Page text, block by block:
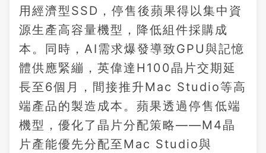
用經濟型SSD，停售後蘋果得以集中資
源生產高容量機型，降低組件採購成
本。同時，AI需求爆發導致GPU與記憶
體供應緊繃，英偉達H100晶片交期延
長至6個月，間接推升Mac Studio等高
端產品的製造成本。蘋果透過停售低端
機型，優化了晶片分配策略——M4晶
片產能優先分配至Mac Studio與